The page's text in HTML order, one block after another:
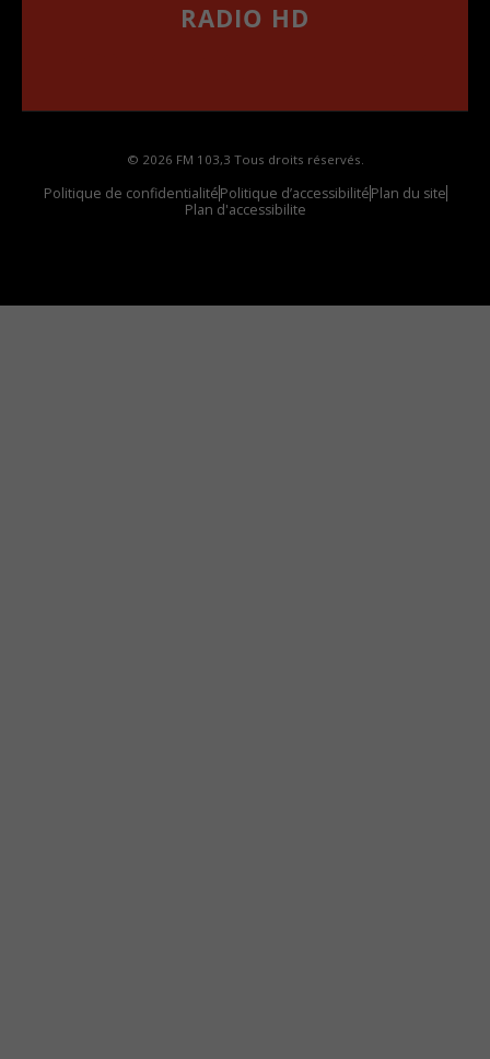
RADIO HD
© 2026 FM 103,3 Tous droits réservés.
Politique de confidentialitéPolitique d’accessibilitéPlan du site
Plan d'accessibilite